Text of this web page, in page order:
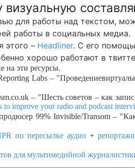
визуальную
для работы над текстом,
работы в социальных медиа.
этого – Headliner. С его
хорошо работают в
на эти ресурсы.
Labs – "Проведение
– "Шесть советов – как
to improve your radio and podcast
99% Invisible/Transom –
по пересылке аудио +
для мультимедийной